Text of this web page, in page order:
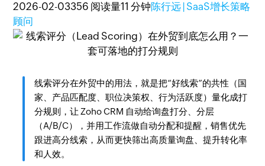
2026-02-03356 阅读量11 分钟陈行远 | SaaS增长策略
顾问
线索评分在外贸中的用法，就是把“好线索”的共性（国
家、产品匹配度、职位决策权、行为活跃度）量化成打
分规则，让 Zoho CRM 自动给询盘打分、分层
（A/B/C），并用工作流做自动分配和提醒，销售优先
跟进高分线索，从而更快筛出高质量询盘、提升转化率
和人效。